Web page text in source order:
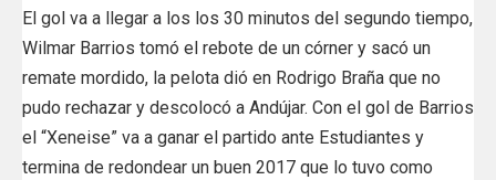
El gol va a llegar a los los 30 minutos del segundo tiempo,
Wilmar Barrios tomó el rebote de un córner y sacó un
remate mordido, la pelota dió en Rodrigo Braña que no
pudo rechazar y descolocó a Andújar. Con el gol de Barrios
el “Xeneise” va a ganar el partido ante Estudiantes y
termina de redondear un buen 2017 que lo tuvo como